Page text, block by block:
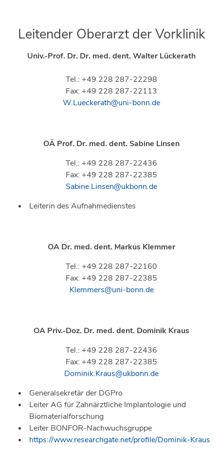
Leitender Oberarzt der Vorklinik
Univ.-Prof. Dr. Dr. med. dent. Walter Lückerath
Tel.: +49 228 287-22298
Fax: +49 228 287-22113
W.Lueckerath@uni-bonn.de
OÄ Prof. Dr. med. dent. Sabine Linsen
Tel.: +49 228 287-22436
Fax: +49 228 287-22385
Sabine.Linsen@ukbonn.de
Leiterin des Aufnahmedienstes
OA Dr. med. dent. Markus Klemmer
Tel.: +49 228 287-22160
Fax: +49 228 287-22385
Klemmers@uni-bonn.de
OA Priv.-Doz. Dr. med. dent. Dominik Kraus
Tel.: +49 228 287-22436
Fax: +49 228 287-22385
Dominik.Kraus@ukbonn.de
Generalsekretär der DGPro
Leiter AG für Zahnärztliche Implantologie und
Biomaterialforschung
Leiter BONFOR-Nachwuchsgruppe
https://www.researchgate.net/profile/Dominik-Kraus